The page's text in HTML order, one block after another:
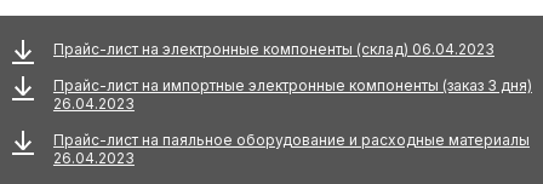
Прайс-лист на электронные компоненты (склад) 06.04.2023
Прайс-лист на импортные электронные компоненты (заказ 3 дня)
26.04.2023
Прайс-лист на паяльное оборудование и расходные материалы
26.04.2023